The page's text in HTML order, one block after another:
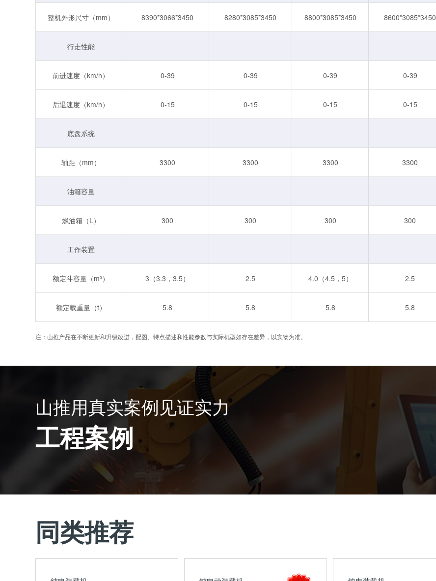
整机外形尺寸（mm） 8390*3066*3450 8280*3085*3450 8800*3085*3450 8600*3085*3450
行走性能
前进速度（km/h） 0-39 0-39 0-39 0-39
后退速度（km/h） 0-15 0-15 0-15 0-15
底盘系统
轴距（mm） 3300 3300 3300 3300
油箱容量
燃油箱（L） 300 300 300 300
工作装置
额定斗容量（m³） 3（3.3，3.5） 2.5 4.0（4.5，5） 2.5
额定载重量（t） 5.8 5.8 5.8 5.8
注：山推产品在不断更新和升级改进，配图、特点描述和性能参数与实际机型如存在差异，以实物为准。
山推用真实案例见证实力
工程案例
同类推荐